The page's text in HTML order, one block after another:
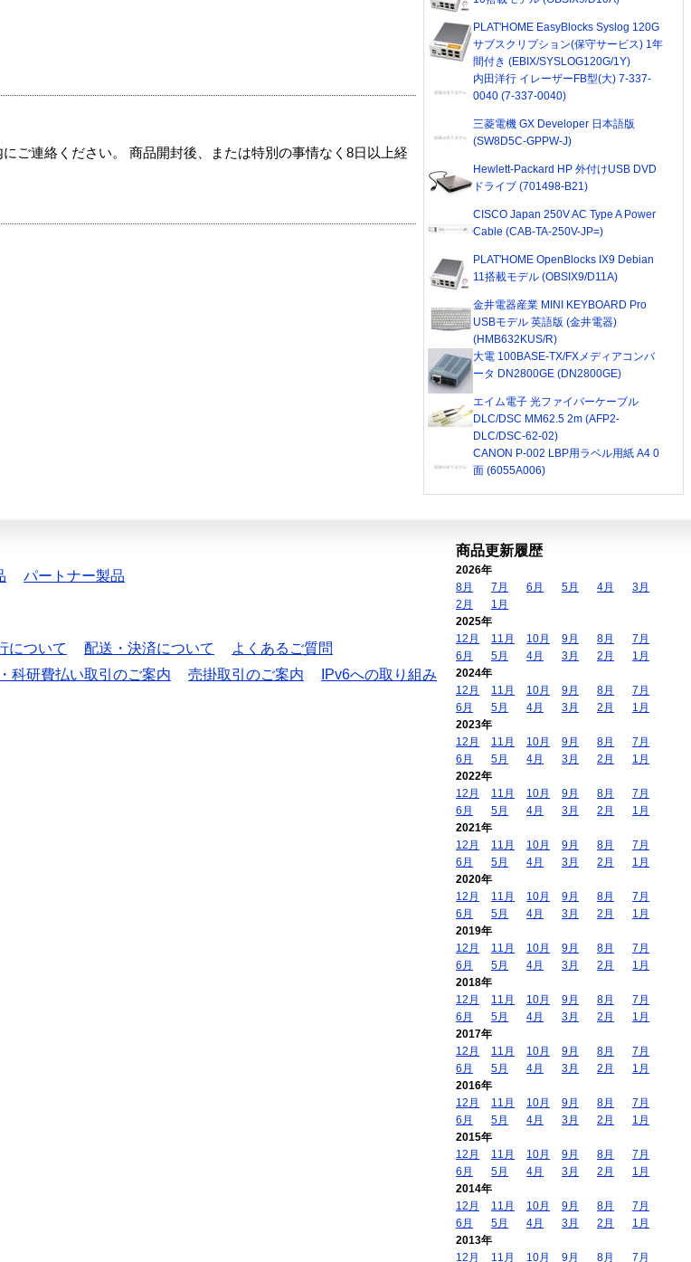
ご連絡ください。 商品開封後、または特別の事情なく8日以上経
PLAT'HOME EasyBlocks Syslog 120G
サブスクリプション(保守サービス) 1年
間付き (EBIX/SYSLOG120G/1Y)
内田洋行 イレーザーFB型(大) 7-337-
0040 (7-337-0040)
三菱電機 GX Developer 日本語版
(SW8D5C-GPPW-J)
Hewlett-Packard HP 外付けUSB DVD
ドライブ (701498-B21)
CISCO Japan 250V AC Type A Power
Cable (CAB-TA-250V-JP=)
PLAT'HOME OpenBlocks IX9 Debian
11搭載モデル (OBSIX9/D11A)
金井電器産業 MINI KEYBOARD Pro
USBモデル 英語版 (金井電器)
(HMB632KUS/R)
大電 100BASE-TX/FXメディアコンバ
ータ DN2800GE (DN2800GE)
エイム電子 光ファイバーケーブル
DLC/DSC MM62.5 2m (AFP2-
DLC/DSC-62-02)
CANON P-002 LBP用ラベル用紙 A4 0
面 (6055A006)
パートナー製品
について 配送・決済について
よくあるご質問
科研費払い取引のご案内 売掛取引のご案内
IPv6への取り組み
商品更新履歴
2026年
8月
7月 6月 5月 4月
3月
2月
1月
2025年
12月
11月 10月 9月 8月
7月
6月
5月 4月 3月 2月
1月
2024年
12月
11月 10月 9月 8月
7月
6月
5月 4月 3月 2月
1月
2023年
12月
11月 10月 9月 8月
7月
6月
5月 4月 3月 2月
1月
2022年
12月
11月 10月 9月 8月
7月
6月
5月 4月 3月 2月
1月
2021年
12月
11月 10月 9月 8月
7月
6月
5月 4月 3月 2月
1月
2020年
12月
11月 10月 9月 8月
7月
6月
5月 4月 3月 2月
1月
2019年
12月
11月 10月 9月 8月
7月
6月
5月 4月 3月 2月
1月
2018年
12月
11月 10月 9月 8月
7月
6月
5月 4月 3月 2月
1月
2017年
12月
11月 10月 9月 8月
7月
6月
5月 4月 3月 2月
1月
2016年
12月
11月 10月 9月 8月
7月
6月
5月 4月 3月 2月
1月
2015年
12月
11月 10月 9月 8月
7月
6月
5月 4月 3月 2月
1月
2014年
12月
11月 10月 9月 8月
7月
6月
5月 4月 3月 2月
1月
2013年
12月
11月 10月 9月 8月 7月